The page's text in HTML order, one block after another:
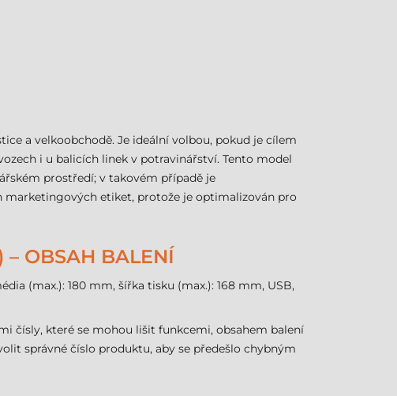
a velkoobchodě. Je ideální volbou, pokud je cílem
i u balicích linek v potravinářství. Tento model
prostředí; v takovém případě je
marketingových etiket, protože je optimalizován pro
– OBSAH BALENÍ
(max.): 180 mm, šířka tisku (max.): 168 mm, USB,
čísly, které se mohou lišit funkcemi, obsahem balení
správné číslo produktu, aby se předešlo chybným